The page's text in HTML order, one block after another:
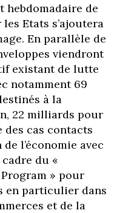
hebdomadaire de
Etats s’ajoutera
En parallèle de
viendront
existant de lutte
notamment 69
à la
22 milliards pour
cas contacts
l’économie avec
du «
» pour
en particulier dans
et de la